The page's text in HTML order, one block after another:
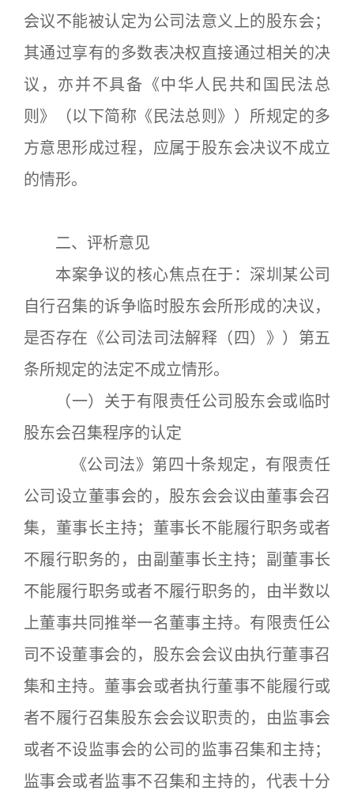
会议不能被认定为公司法意义上的股东会；
其通过享有的多数表决权直接通过相关的决
议，亦并不具备《中华人民共和国民法总
则》（以下简称《民法总则》）所规定的多
方意思形成过程，应属于股东会决议不成立
的情形。
二、评析意见
本案争议的核心焦点在于：深圳某公司
自行召集的诉争临时股东会所形成的决议，
是否存在《公司法司法解释（四）》）第五
条所规定的法定不成立情形。
（一）关于有限责任公司股东会或临时
股东会召集程序的认定
《公司法》第四十条规定，有限责任
公司设立董事会的，股东会会议由董事会召
集，董事长主持；董事长不能履行职务或者
不履行职务的，由副董事长主持；副董事长
不能履行职务或者不履行职务的，由半数以
上董事共同推举一名董事主持。有限责任公
司不设董事会的，股东会会议由执行董事召
集和主持。董事会或者执行董事不能履行或
者不履行召集股东会会议职责的，由监事会
或者不设监事会的公司的监事召集和主持；
监事会或者监事不召集和主持的，代表十分